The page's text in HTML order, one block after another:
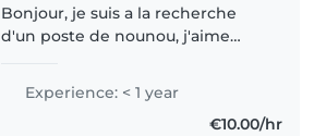
Bonjour, je suis a la recherche
d'un poste de nounou, j'aime
Je suis patiente, sérieuse et à
l'écoute des besoins de chacuns.
Experience: < 1 year
€10.00/hr